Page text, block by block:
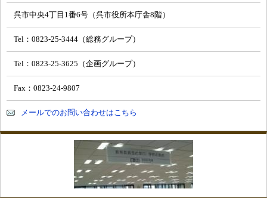
呉市中央4丁目1番6号（呉市役所本庁舎8階）
Tel：0823-25-3444（総務グループ）
Tel：0823-25-3625（企画グループ）
Fax：0823-24-9807
メールでのお問い合わせはこちら